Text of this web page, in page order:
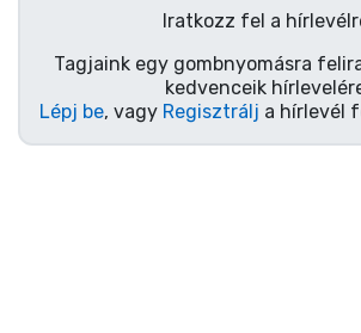
Iratkozz fel a
Tagjaink egy gombnyomásra
kedvenceik
Lépj be, vagy Regisztrálj a hírlevél
Szállítás és fizetés
Sorozatos cuccok